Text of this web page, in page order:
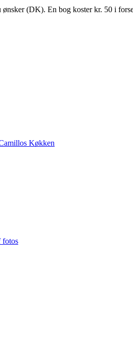
ønsker (DK). En bog koster kr. 50 i
Køkken
fotos